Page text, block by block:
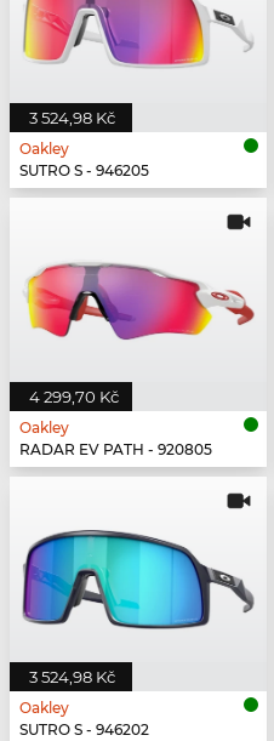
3 524,98 Kč
Oakley
SUTRO S - 946205
4 299,70 Kč
Oakley
RADAR EV PATH - 920805
3 524,98 Kč
Oakley
SUTRO S - 946202